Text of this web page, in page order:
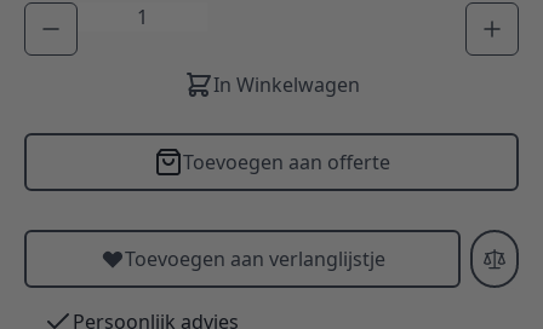
Aantal
In Winkelwagen
Toevoegen aan offerte
Toevoegen aan verlanglijstje
Persoonlijk advies